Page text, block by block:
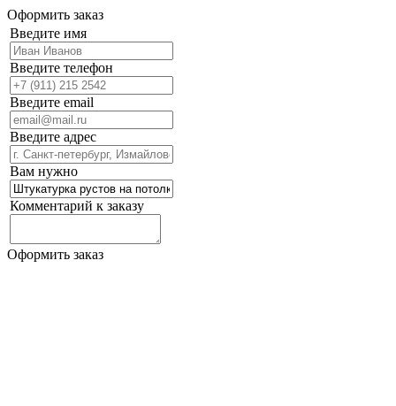
Оформить заказ
Введите имя
Введите телефон
Введите email
Введите адрес
Вам нужно
Комментарий к заказу
Оформить заказ